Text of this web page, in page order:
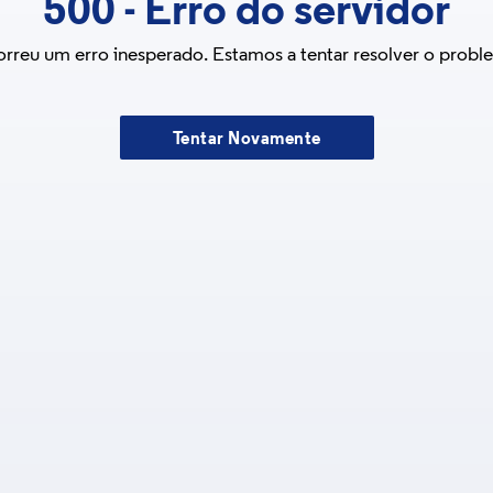
500 - Erro do servidor
um erro inesperado. Estamos a tentar resolver o
Tentar Novamente